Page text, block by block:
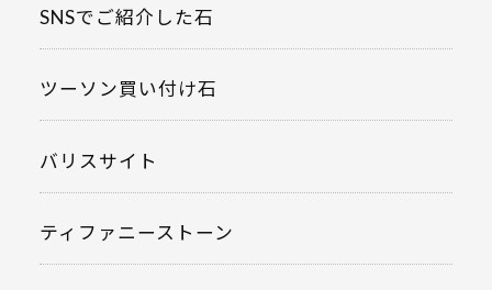
SNSでご紹介した石
ツーソン買い付け石
バリスサイト
ティファニーストーン